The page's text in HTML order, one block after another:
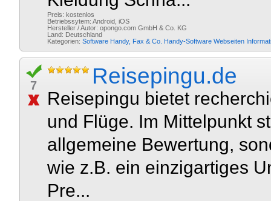
Preis: kostenlos
Betriebssytem: Android, iOS
Hersteller / Autor: opongo.com GmbH & Co. KG
Land: Deutschland
Kategorien: Software Handy, Fax & Co. Handy-Software Webseiten
7 Reisepingu.de
Reisepingu bietet
und Flüge. Im Mittelpunkt
allgemeine Bewertung,
wie z.B. ein einzigartiges
Pre...